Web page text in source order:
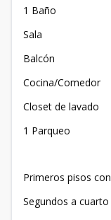
1 Baño
Sala
Balcón
Cocina/Comedor
Closet de lavado
1 Parqueo
Primeros pisos
Segundos a